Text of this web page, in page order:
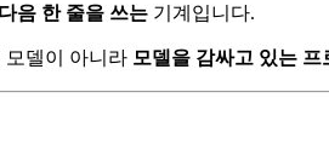
음 한 줄을 쓰는 기계입니다.
모델이 아니라 모델을 감싸고 있는